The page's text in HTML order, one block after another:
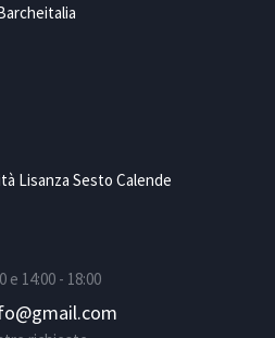
Lisanza Sesto Calende
e 14:00 - 18:00